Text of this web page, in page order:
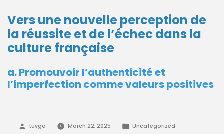
Vers une nouvelle perception de
la réussite et de l’échec dans la
culture française
a. Promouvoir l’authenticité et
l’imperfection comme valeurs positives
Posted
tuvga March 22, 2025
Posted
Uncategorized